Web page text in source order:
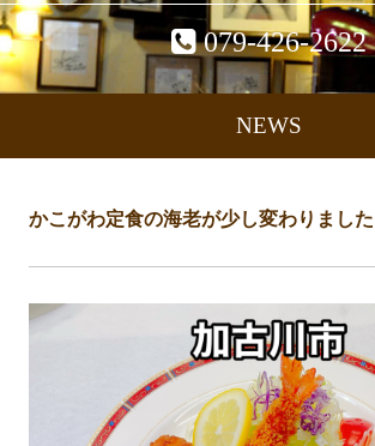
079-426-2622
NEWS
かこがわ定食の海老が少し変わりました